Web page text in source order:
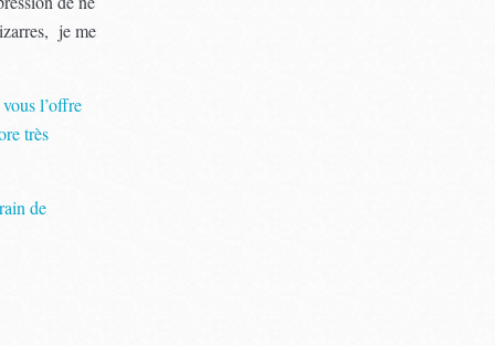
je me
l’offre
très
de